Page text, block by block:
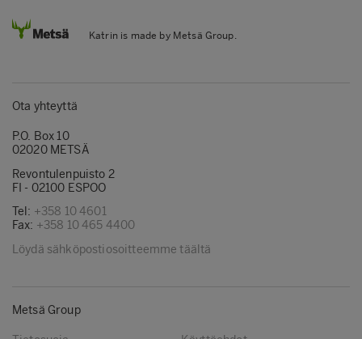
Katrin is made by Metsä Group.
Ota yhteyttä
P.O. Box 10
02020 METSÄ
Revontulenpuisto 2
FI - 02100 ESPOO
Tel: +358 10 4601
Fax: +358 10 465 4400
Löydä sähköpostiosoitteemme täältä
Metsä Group